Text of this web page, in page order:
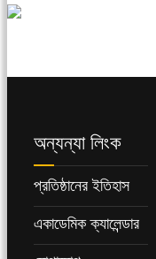
অন্যন্যা লিংক
প্রতিষ্ঠানের ইতিহাস
একাডেমিক ক্যালেন্ডার